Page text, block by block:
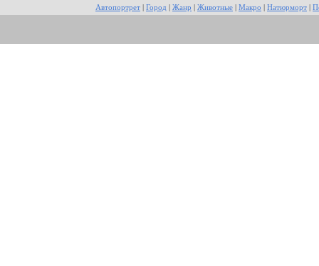
Автопортрет Город Жанр Животные Макро Натюрморт